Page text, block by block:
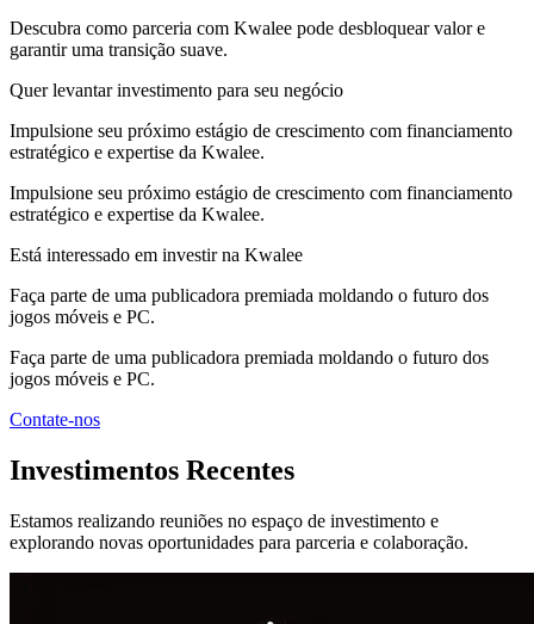
Descubra como parceria com Kwalee pode desbloquear valor e
garantir uma transição suave.
Quer levantar investimento para seu negócio
Impulsione seu próximo estágio de crescimento com financiamento
estratégico e expertise da Kwalee.
Impulsione seu próximo estágio de crescimento com financiamento
estratégico e expertise da Kwalee.
Está interessado em investir na Kwalee
Faça parte de uma publicadora premiada moldando o futuro dos
jogos móveis e PC.
Faça parte de uma publicadora premiada moldando o futuro dos
jogos móveis e PC.
Contate-nos
Investimentos Recentes
Estamos realizando reuniões no espaço de investimento e
explorando novas oportunidades para parceria e colaboração.